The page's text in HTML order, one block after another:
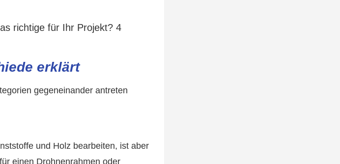
erklärt
gegeneinander antreten
und Holz bearbeiten, ist aber
einen Drohnenrahmen oder